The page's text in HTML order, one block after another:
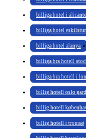
billiga hotel i alicante
billiga hotel
billiga hotel alanya
billiga bra hotell
billiga bra hotell i
billig hotell oslo
billig hotell
billig hotell i tromsø